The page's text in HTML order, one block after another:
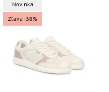
Novinka
Zľava -38%